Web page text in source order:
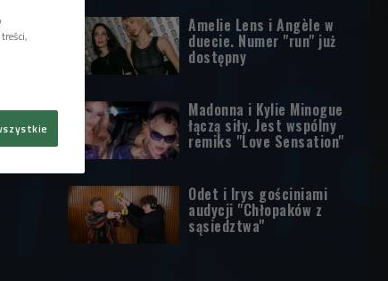
Amelie Lens i Angèle w
duecie. Numer "run" już
dostępny
Madonna i Kylie Minogue
łączą siły. Jest wspólny
remiks "Love Sensation"
Odet i Irys gościniami
audycji "Chłopaków z
sąsiedztwa"